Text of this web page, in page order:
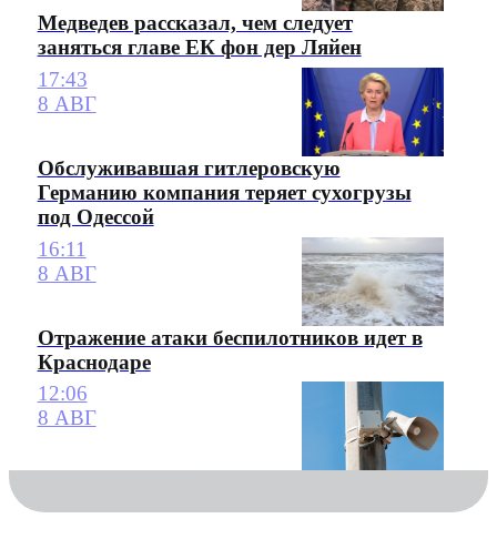
Медведев рассказал, чем следует
заняться главе ЕК фон дер Ляйен
17:43
8 АВГ
Обслуживавшая гитлеровскую
Германию компания теряет сухогрузы
под Одессой
16:11
8 АВГ
Отражение атаки беспилотников идет в
Краснодаре
12:06
8 АВГ